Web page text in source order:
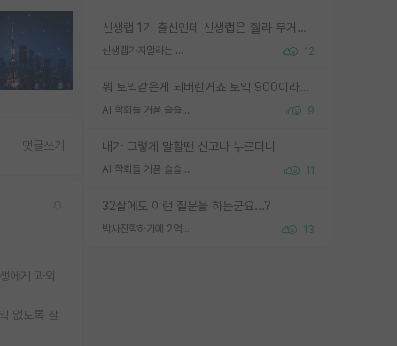
신생랩 1기 출신인데 신생랩은 줠라 무거운 바벨 같은거임. 들면 대박인데 못들면 깔려 죽음. 아무도 알려주지 않는 환경에서 자생해야하지만, 일단 살아남았다면 그 어떤 사람보다 악착같고 생존력 높은 사람으로 거듭날 수 있음
신생랩가지말라는 이유가 있었구나 12
뭐 토익같은게 되버린거죠 토익 900이라고 영어잘하는건 아닙니다만 잘하는사람은 다 900을 넘는 그런
AI 학회들 거품 슬슬 지적이 나오네요 9
내가 그렇게 말할땐 신고나 누르더니
AI 학회들 거품 슬슬 지적이 나오네요 11
32살에도 이런 질문을 하는군요...?
박사진학하기에 2억은 괜찮은 (?) 정도의 경제력인가요 13
댓글쓰기
에게 과외
없도록 잘